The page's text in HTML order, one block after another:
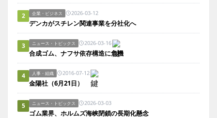
2 企業・ビジネス 2026-03-12
デンカがスチレン関連事業を分社化へ
3 ニュース・トピックス 2026-03-16
合成ゴム、ナフサ依存構造に危機
4 人事・組織 2016-07-12
金陽社（6月21日）
5 ニュース・トピックス 2026-03-03
ゴム業界、ホルムズ海峡閉鎖の長期化懸念